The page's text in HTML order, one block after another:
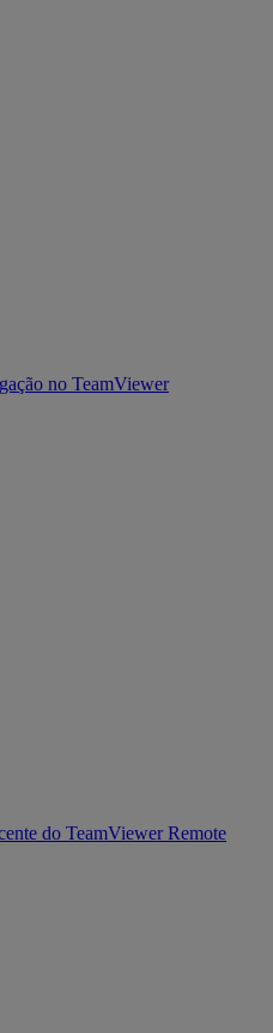
no TeamViewer
do TeamViewer Remote